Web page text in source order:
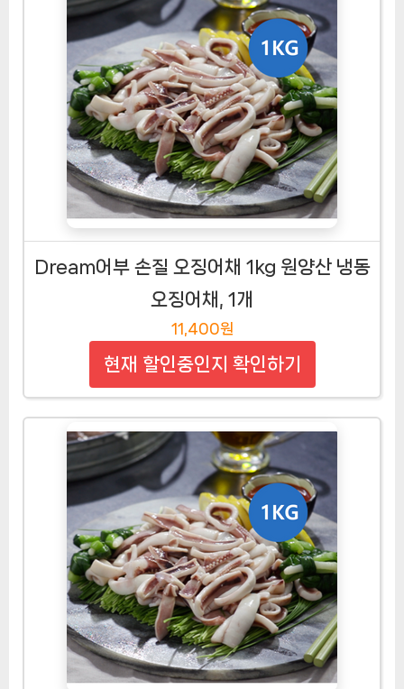
Dream어부 손질 오징어채 1kg 원양산 냉동
오징어채, 1개
11,400원
현재 할인중인지 확인하기